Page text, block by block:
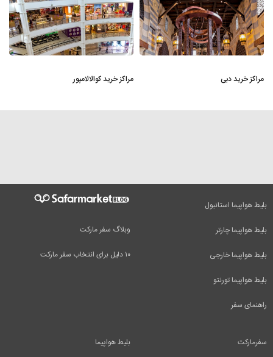
مراکز خرید دبی مراکز خرید کوالالامپور
وبلاگ سفر مارکت
۱۰ دلیل برای انتخاب سفر مارکت
بلیط هواپیما استانبول
بلیط هواپیما چارتر
بلیط هواپیما خارجی
بلیط هواپیما تورنتو
راهنمای سفر
بلیط هواپیما سفرمارکت